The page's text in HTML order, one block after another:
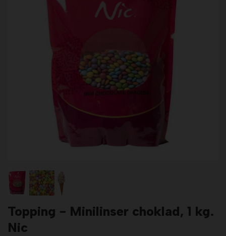
Topping - Minilinser choklad, 1 kg.
Nic